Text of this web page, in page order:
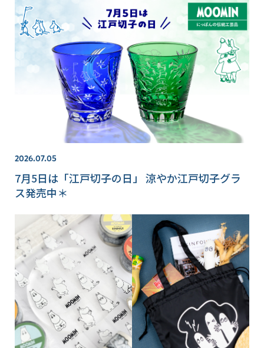
2026.07.05
7月5日は「江戸切子の日」 涼やか江戸切子グラ
ス発売中＊